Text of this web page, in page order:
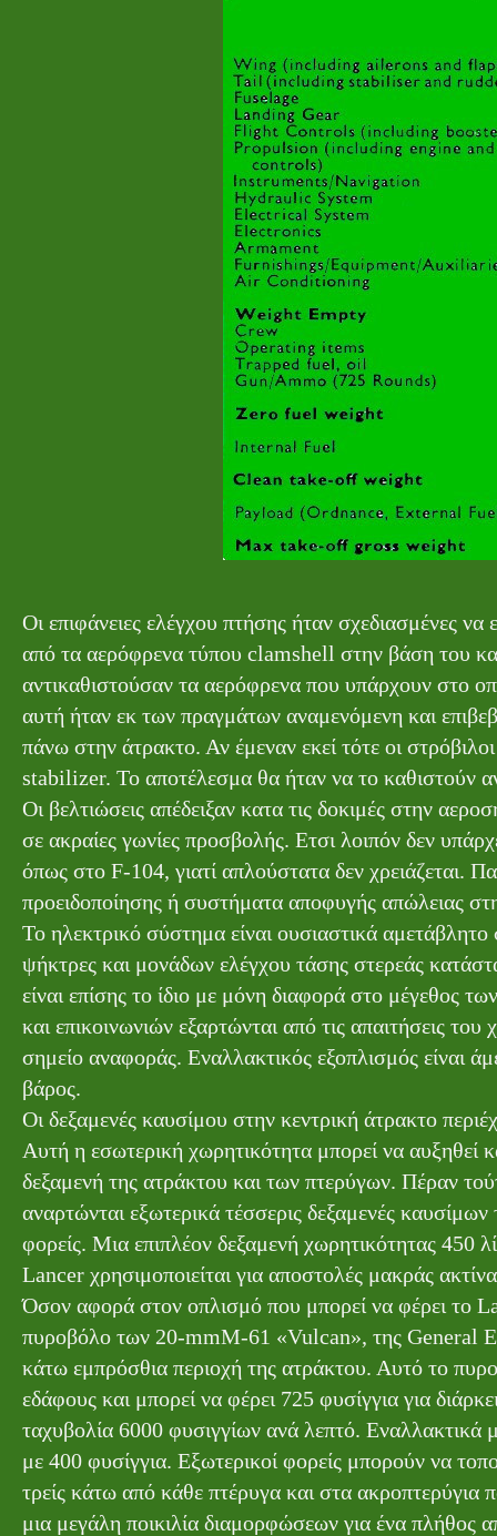
Οι επιφάνειες ελέγχου πτήσης ήταν σχεδιασμένες να
από τα αερόφρενα τύπου clamshell στην βάση του
αντικαθιστούσαν τα αερόφρενα που υπάρχουν στο
αυτή ήταν εκ των πραγμάτων αναμενόμενη και
πάνω στην άτρακτο. Αν έμεναν εκεί τότε οι
stabilizer. Το αποτέλεσμα θα ήταν να το καθιστούν
Οι βελτιώσεις απέδειξαν κατα τις δοκιμές στην
σε ακραίες γωνίες προσβολής. Ετσι λοιπόν δεν
όπως στο F-104, γιατί απλούστατα δεν χρειάζεται.
προειδοποίησης ή συστήματα αποφυγής απώλειας
Το ηλεκτρικό σύστημα είναι ουσιαστικά
ψήκτρες και μονάδων ελέγχου τάσης στερεάς
είναι επίσης το ίδιο με μόνη διαφορά στο μέγεθος
και επικοινωνιών εξαρτώνται από τις απαιτήσεις
σημείο αναφοράς. Εναλλακτικός εξοπλισμός είναι
βάρος.
Οι δεξαμενές καυσίμου στην κεντρική άτρακτο
Αυτή η εσωτερική χωρητικότητα μπορεί να αυξηθεί
δεξαμενή της ατράκτου και των πτερύγων. Πέραν
αναρτώνται εξωτερικά τέσσερις δεξαμενές
φορείς. Μια επιπλέον δεξαμενή χωρητικότητας 450
Lancer χρησιμοποιείται για αποστολές μακράς
Όσον αφορά στον οπλισμό που μπορεί να φέρει το
πυροβόλο των 20-mmM-61 «Vulcan», της General
κάτω εμπρόσθια περιοχή της ατράκτου. Αυτό το
εδάφους και μπορεί να φέρει 725 φυσίγγια για
ταχυβολία 6000 φυσιγγίων ανά λεπτό.
με 400 φυσίγγια. Εξωτερικοί φορείς μπορούν να
τρείς κάτω από κάθε πτέρυγα και στα ακροπτερύγια
μια μεγάλη ποικιλία διαμορφώσεων για ένα πλήθος